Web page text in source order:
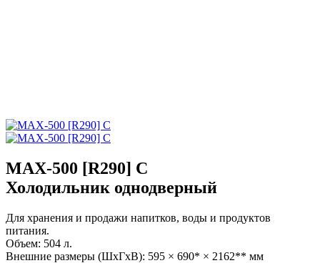
MAX-500 [R290] C
Холодильник однодверный
Для хранения и продажи напитков, воды и продуктов
питания.
Объем: 504 л.
Внешние размеры (ШхГхВ): 595 × 690* × 2162** мм